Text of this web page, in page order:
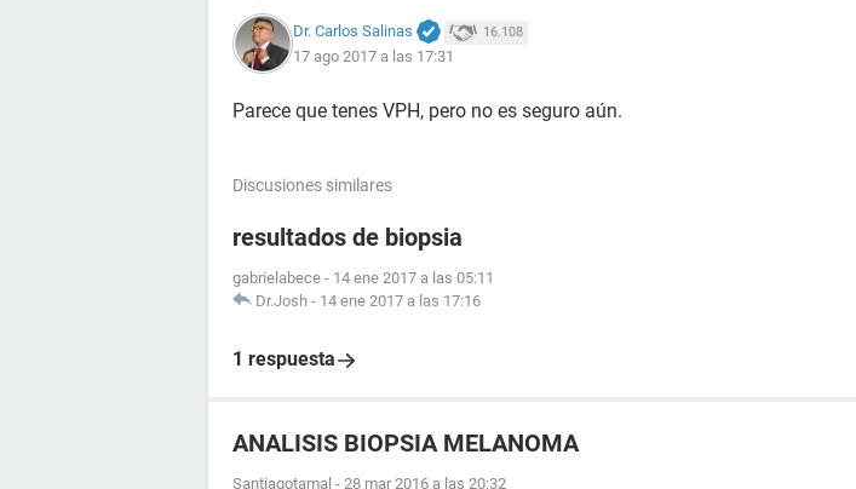
Dr. Carlos Salinas 16.108
17 ago 2017 a las 17:31
Parece que tenes VPH, pero no es seguro aún.
Discusiones similares
resultados de biopsia
gabrielabece - 14 ene 2017 a las 05:11
Dr.Josh - 14 ene 2017 a las 17:16
1 respuesta
ANALISIS BIOPSIA MELANOMA
Santiagotamal - 28 mar 2016 a las 20:32